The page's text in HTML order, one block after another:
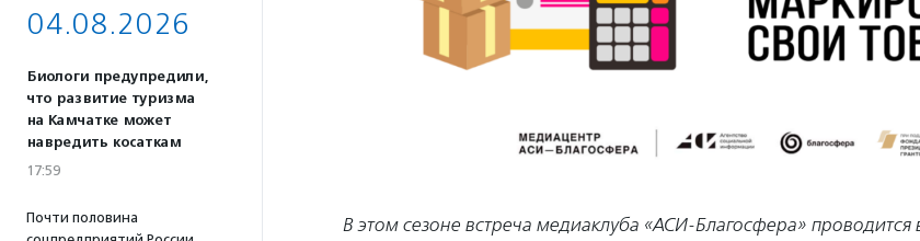
04.08.2026
Биологи предупредили,
что развитие туризма
на Камчатке может
навредить косаткам
17:59
Почти половина
В этом сезоне встреча медиаклуба «АСИ-Благосфера» проводится